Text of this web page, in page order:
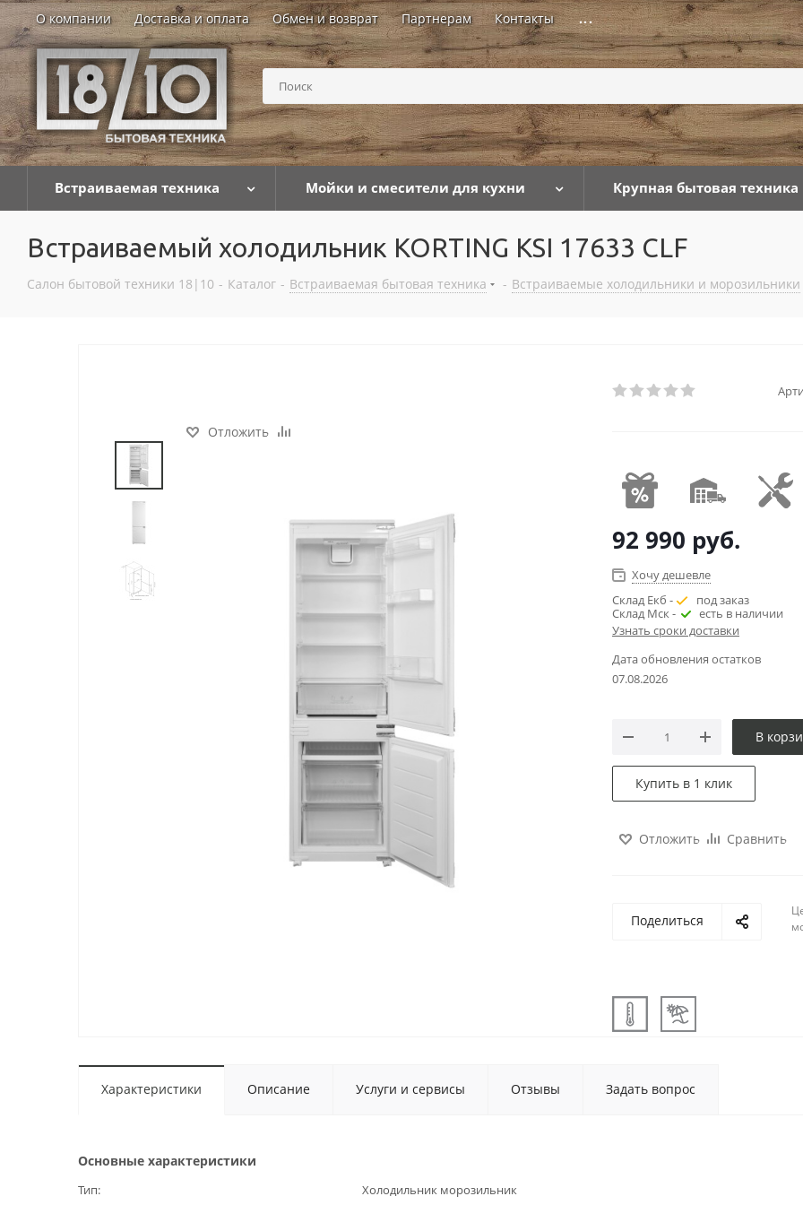
О компании Доставка и оплата Обмен и возврат Партнерам Контакты ...
Встраиваемая техника Мойки и смесители для кухни Крупная бытовая техника
Встраиваемый холодильник KORTING KSI 17633 CLF
Салон бытовой техники 18|10 - Каталог - Встраиваемая бытовая техника - Встраиваемые холодильники и морозильники
Отложить
92 990 руб.
Хочу дешевле
Склад Екб -
под заказ
Склад Мск -
есть в наличии
Узнать сроки доставки
Дата обновления остатков
07.08.2026
В
Купить в 1 клик
Отложить Сравнить
Поделиться
Характеристики Описание Услуги и сервисы Отзывы Задать вопрос
Основные характеристики
Тип
Холодильник морозильник